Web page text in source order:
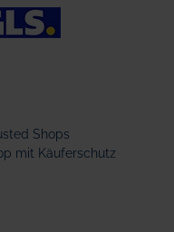
Shops
mit Käuferschutz